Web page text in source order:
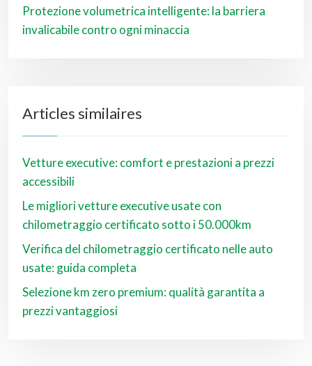
Protezione volumetrica intelligente: la barriera
invalicabile contro ogni minaccia
Articles similaires
Vetture executive: comfort e prestazioni a prezzi
accessibili
Le migliori vetture executive usate con
chilometraggio certificato sotto i 50.000km
Verifica del chilometraggio certificato nelle auto
usate: guida completa
Selezione km zero premium: qualità garantita a
prezzi vantaggiosi